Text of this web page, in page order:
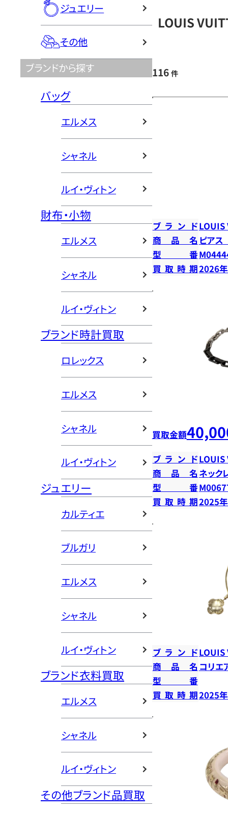
ジュエリー
その他
ブランドから探す
バッグ
エルメス
シャネル
ルイ・ヴィトン
財布・小物
エルメス
シャネル
ルイ・ヴィトン
ブランド時計買取
ロレックス
エルメス
シャネル
ルイ・ヴィトン
ジュエリー
カルティエ
ブルガリ
エルメス
シャネル
ルイ・ヴィトン
ブランド衣料買取
エルメス
シャネル
ルイ・ヴィトン
その他ブランド品買取
LOUIS
116 件
ブランドLOUIS
商品名 ピアス
型番
買取時期2026
買取金額
ブランドLOUIS
商品名 ネック
型番
買取時期2025
ブランドLOUIS
商品名 コリエ
型番
買取時期2025